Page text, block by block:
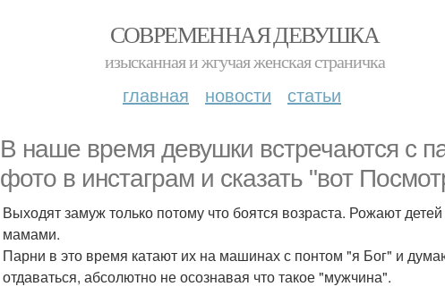
СОВРЕМЕННАЯ ДЕВУШКА
изысканная и жгучая женская страничка
главная новости статьи
В наше время девушки встречаются с
фото в инстаграм и сказать "вот
Выходят замуж только потому что боятся возраста. Рожают
мамами.
Парни в это время катают их на машинах с понтом "я Бог" и
отдаваться, абсолютно не осознавая что такое "мужчина".